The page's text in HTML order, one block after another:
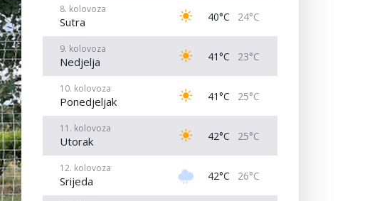
8. kolovoza
Sutra 40°C 24°C
9. kolovoza
Nedjelja 41°C 23°C
10. kolovoza
Ponedjeljak 41°C 25°C
11. kolovoza
Utorak 42°C 25°C
12. kolovoza
Srijeda 42°C 26°C